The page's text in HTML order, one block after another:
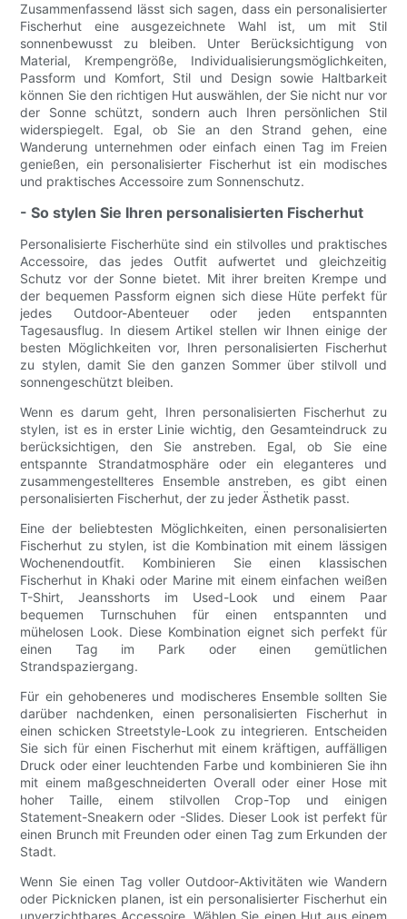
Zusammenfassend lässt sich sagen, dass ein personalisierter
Fischerhut eine ausgezeichnete Wahl ist, um mit Stil
sonnenbewusst zu bleiben. Unter Berücksichtigung von
Material, Krempengröße, Individualisierungsmöglichkeiten,
Passform und Komfort, Stil und Design sowie Haltbarkeit
können Sie den richtigen Hut auswählen, der Sie nicht nur vor
der Sonne schützt, sondern auch Ihren persönlichen Stil
widerspiegelt. Egal, ob Sie an den Strand gehen, eine
Wanderung unternehmen oder einfach einen Tag im Freien
genießen, ein personalisierter Fischerhut ist ein modisches
und praktisches Accessoire zum Sonnenschutz.
- So stylen Sie Ihren personalisierten Fischerhut
Personalisierte Fischerhüte sind ein stilvolles und praktisches
Accessoire, das jedes Outfit aufwertet und gleichzeitig
Schutz vor der Sonne bietet. Mit ihrer breiten Krempe und
der bequemen Passform eignen sich diese Hüte perfekt für
jedes Outdoor-Abenteuer oder jeden entspannten
Tagesausflug. In diesem Artikel stellen wir Ihnen einige der
besten Möglichkeiten vor, Ihren personalisierten Fischerhut
zu stylen, damit Sie den ganzen Sommer über stilvoll und
sonnengeschützt bleiben.
Wenn es darum geht, Ihren personalisierten Fischerhut zu
stylen, ist es in erster Linie wichtig, den Gesamteindruck zu
berücksichtigen, den Sie anstreben. Egal, ob Sie eine
entspannte Strandatmosphäre oder ein eleganteres und
zusammengestellteres Ensemble anstreben, es gibt einen
personalisierten Fischerhut, der zu jeder Ästhetik passt.
Eine der beliebtesten Möglichkeiten, einen personalisierten
Fischerhut zu stylen, ist die Kombination mit einem lässigen
Wochenendoutfit. Kombinieren Sie einen klassischen
Fischerhut in Khaki oder Marine mit einem einfachen weißen
T-Shirt, Jeansshorts im Used-Look und einem Paar
bequemen Turnschuhen für einen entspannten und
mühelosen Look. Diese Kombination eignet sich perfekt für
einen Tag im Park oder einen gemütlichen
Strandspaziergang.
Für ein gehobeneres und modischeres Ensemble sollten Sie
darüber nachdenken, einen personalisierten Fischerhut in
einen schicken Streetstyle-Look zu integrieren. Entscheiden
Sie sich für einen Fischerhut mit einem kräftigen, auffälligen
Druck oder einer leuchtenden Farbe und kombinieren Sie ihn
mit einem maßgeschneiderten Overall oder einer Hose mit
hoher Taille, einem stilvollen Crop-Top und einigen
Statement-Sneakern oder -Slides. Dieser Look ist perfekt für
einen Brunch mit Freunden oder einen Tag zum Erkunden der
Stadt.
Wenn Sie einen Tag voller Outdoor-Aktivitäten wie Wandern
oder Picknicken planen, ist ein personalisierter Fischerhut ein